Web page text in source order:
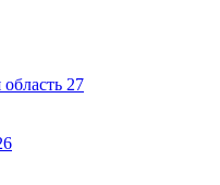
27